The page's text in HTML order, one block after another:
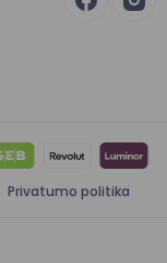
Privatumo politika